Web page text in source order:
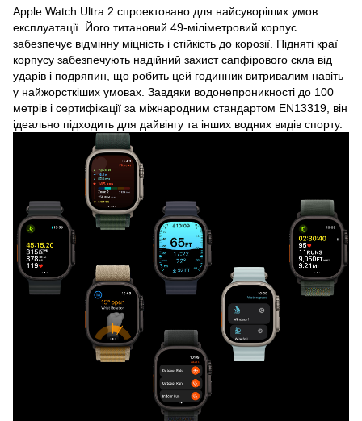
Apple Watch Ultra 2 спроектовано для найсуворіших умов
експлуатації. Його титановий 49-міліметровий корпус
забезпечує відмінну міцність і стійкість до корозії. Підняті краї
корпусу забезпечують надійний захист сапфірового скла від
ударів і подряпин, що робить цей годинник витривалим навіть
у найжорсткіших умовах. Завдяки водонепроникності до 100
метрів і сертифікації за міжнародним стандартом EN13319, він
ідеально підходить для дайвінгу та інших водних видів спорту.